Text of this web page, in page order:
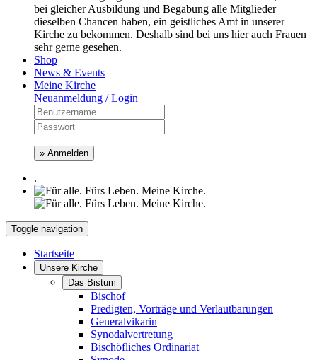
bei gleicher Ausbildung und Begabung alle Mitglieder
dieselben Chancen haben, ein geistliches Amt in unserer
Kirche zu bekommen. Deshalb sind bei uns hier auch Frauen
sehr gerne gesehen.
Shop
News & Events
Meine Kirche
Neuanmeldung / Login
» Anmelden
.
Toggle navigation
Startseite
Unsere Kirche
Das Bistum
Bischof
Predigten, Vorträge und Verlautbarungen
Generalvikarin
Synodalvertretung
Bischöfliches Ordinariat